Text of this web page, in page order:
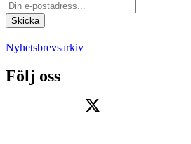
Nyhetsbrevsarkiv
Följ oss